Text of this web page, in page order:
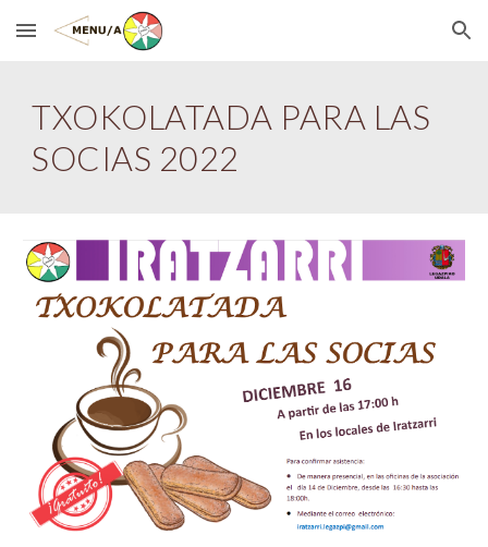
Skip to main content Skip to navigation
TXOKOLATADA PARA LAS
SOCIAS 2022